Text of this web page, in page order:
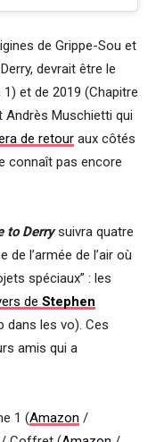
de Grippe-Sou et
devrait être le
et de 2019 (Chapitre
Andrès Muschietti qui
de retour aux côtés
connaît pas encore
to Derrysuivra quatre
de l’armée de l’air où
spéciaux” : les
de Stephen
dans les vo). Ces
amis qui a
1 (Amazon /